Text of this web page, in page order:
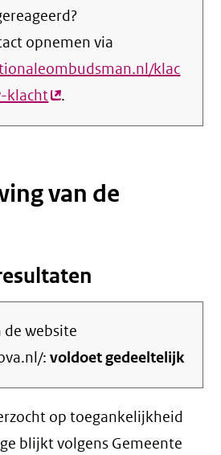
opnemen via
klac
klacht(externe
link)
.
van de
de website
:voldoet gedeeltelijk
op toegankelijkheid
blijkt volgens Gemeente